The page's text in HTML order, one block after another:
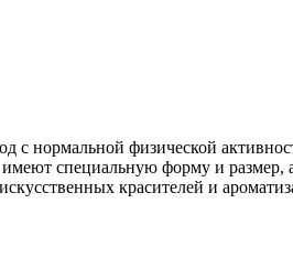
нормальной физической
специальную форму и
красителей и